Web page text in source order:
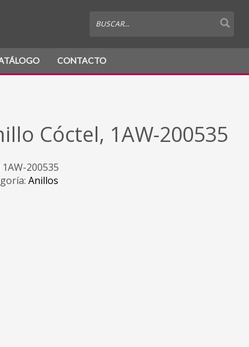
CONTACTO
Cóctel, 1AW-200535
1AW-200535
Anillos